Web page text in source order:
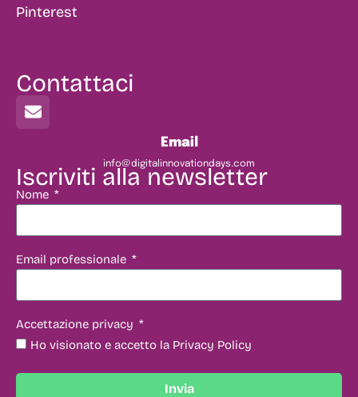
Pinterest
Contattaci
Email
info@digitalinnovationdays.com
Iscriviti alla newsletter
Nome
Email professionale
Accettazione privacy
Ho visionato e accetto la Privacy Policy
Invia